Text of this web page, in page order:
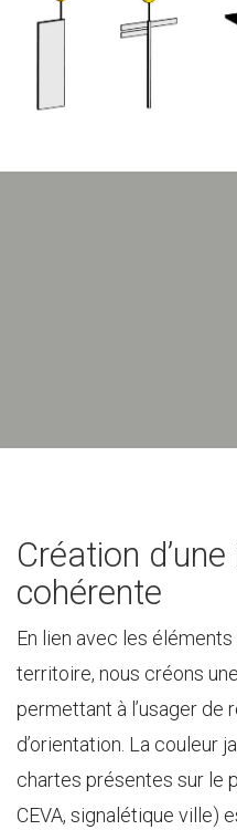
Création
cohérente
En lien avec les
territoire, nous créons
permettant à l’usager de
d’orientation. La couleur
chartes présentes sur le
CEVA, signalétique ville)